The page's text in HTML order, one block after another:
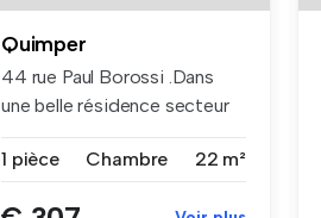
Quimper
44 rue Paul Borossi .Dans
une belle résidence secteur
1 pièce
Chambre 22 m²